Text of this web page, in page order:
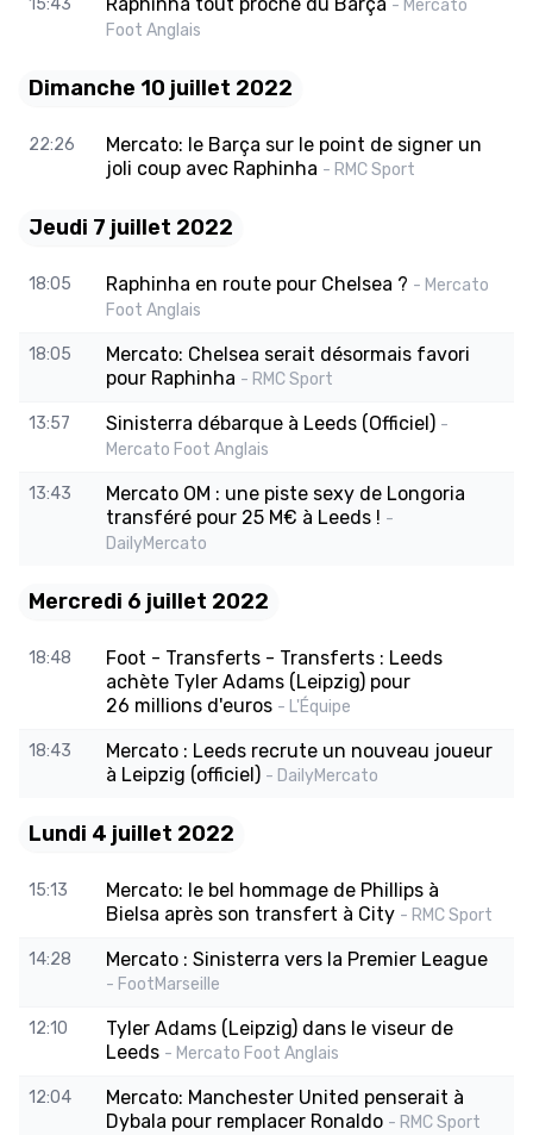
15:43
- Mercato
Foot Anglais
Dimanche 10 juillet 2022
22:26
Mercato: le Barça sur le point de signer un
joli coup avec Raphinha - RMC Sport
Jeudi 7 juillet 2022
18:05 Raphinha en route pour Chelsea ? - Mercato
Foot Anglais
18:05
Mercato: Chelsea serait désormais favori
pour Raphinha - RMC Sport
13:57 Sinisterra débarque à Leeds (Officiel) -
Mercato Foot Anglais
13:43
Mercato OM : une piste sexy de Longoria
transféré pour 25 M€ à Leeds ! -
DailyMercato
Mercredi 6 juillet 2022
18:48
Foot - Transferts - Transferts : Leeds
achète Tyler Adams (Leipzig) pour
26 millions d'euros - L'Équipe
18:43
Mercato : Leeds recrute un nouveau joueur
à Leipzig (officiel) - DailyMercato
Lundi 4 juillet 2022
15:13
Mercato: le bel hommage de Phillips à
Bielsa après son transfert à City - RMC Sport
14:28 Mercato : Sinisterra vers la Premier League
- FootMarseille
12:10
Tyler Adams (Leipzig) dans le viseur de
Leeds - Mercato Foot Anglais
12:04
Mercato: Manchester United penserait à
Dybala pour remplacer Ronaldo - RMC Sport